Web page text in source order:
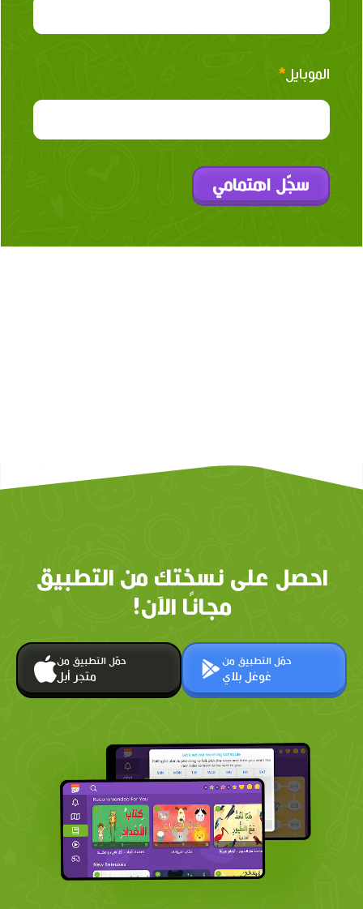
الموبايل*
سجّل اهتمامي
احصل على نسختك من التطبيق
مجانًا الآن!
حمّل التطبيق من
متجر أبل
حمّل التطبيق من
غوغل بلاي